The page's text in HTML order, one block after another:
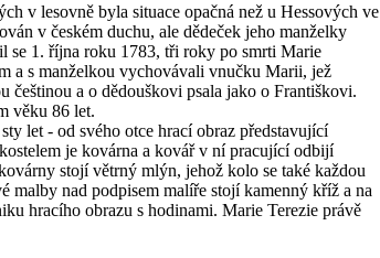
v lesovně byla situace opačná než u Hessových ve
v českém duchu, ale dědeček jeho manželky
se 1. října roku 1783, tři roky po smrti Marie
a s manželkou vychovávali vnučku Marii, jež
češtinou a o dědouškovi psala jako o Františkovi.
věku 86 let.
let - od svého otce hrací obraz představující
je kovárna a kovář v ní pracující odbijí
stojí větrný mlýn, jehož kolo se také každou
nad podpisem malíře stojí kamenný kříž a na
hracího obrazu s hodinami. Marie Terezie právě